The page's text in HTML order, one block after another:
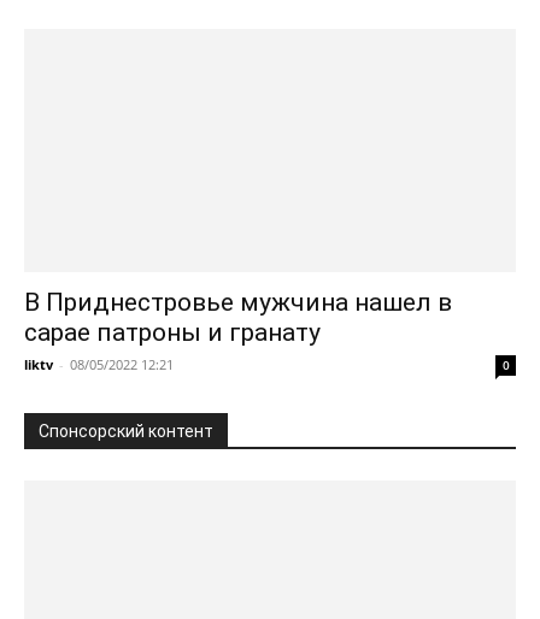
В Приднестровье мужчина нашел в
сарае патроны и гранату
liktv - 08/05/2022 12:21 0
Спонсорский контент